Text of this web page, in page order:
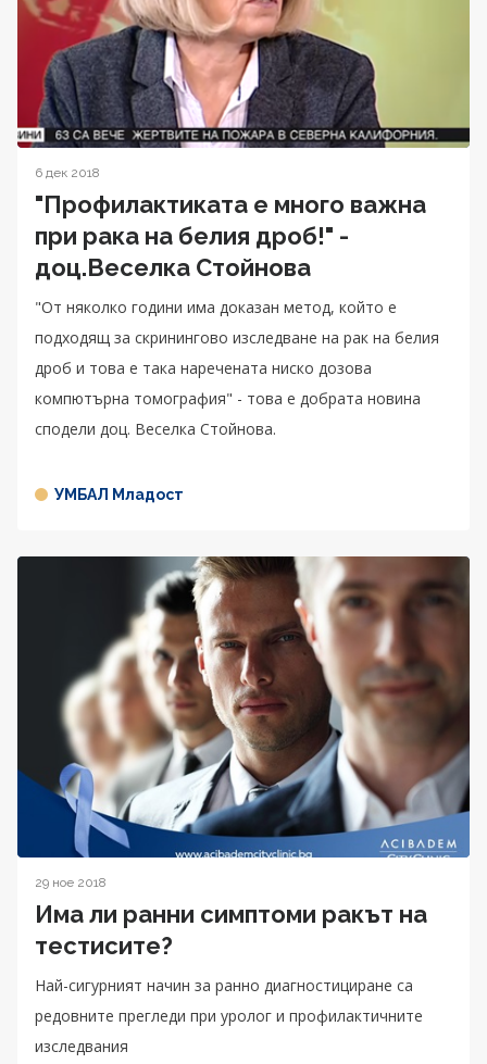
6 дек 2018
"Профилактиката е много важна
при рака на белия дроб!" -
доц.Веселка Стойнова
"От няколко години има доказан метод, който е
подходящ за скринингово изследване на рак на белия
дроб и това е така наречената ниско дозова
компютърна томография" - това е добрата новина
сподели доц. Веселка Стойнова.
УМБАЛ Младост
29 ное 2018
Има ли ранни симптоми ракът на
тестисите?
Най-сигурният начин за ранно диагностициране са
редовните прегледи при уролог и профилактичните
изследвания